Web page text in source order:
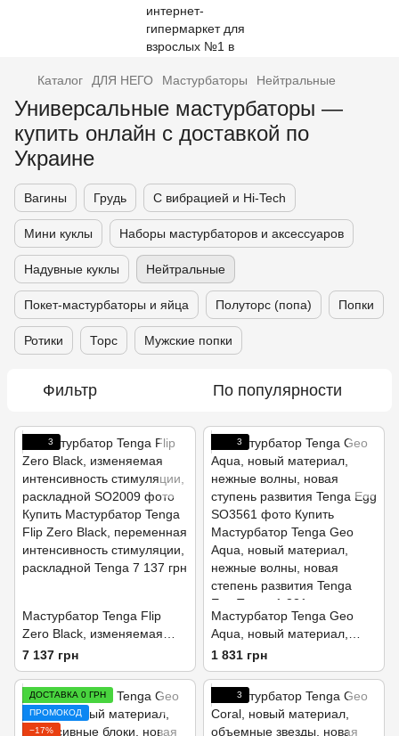
Каталог ДЛЯ НЕГО Мастурбаторы Нейтральные
Универсальные мастурбаторы —
купить онлайн с доставкой по
Украине
Вагины Грудь С вибрацией и Hi-Tech
Мини куклы Наборы мастурбаторов и аксессуаров
Надувные куклы Нейтральные
Покет-мастурбаторы и яйца Полуторс (попа) Попки
Ротики Торс Мужские попки
Фильтр По популярности
3
Мастурбатор Tenga Flip
Zero Black, изменяемая
интенсивность стимуляции,
раскладной
7 137 грн
3
Мастурбатор Tenga Geo
Aqua, новый материал,
нежные волны, новая
ступень развития Tenga Egg
1 831 грн
ДОСТАВКА 0 ГРН
ПРОМОКОД
−17%
3